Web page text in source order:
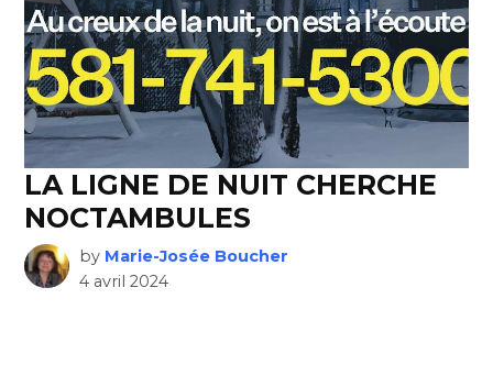
LA LIGNE DE NUIT CHERCHE
NOCTAMBULES
by Marie-Josée Boucher
4 avril 2024